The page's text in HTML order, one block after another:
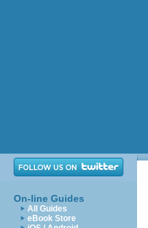
On-line Guides
All Guides
eBook Store